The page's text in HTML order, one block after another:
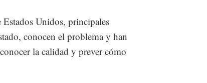
Estados Unidos, principales
conocen el problema y han
la calidad y prever cómo